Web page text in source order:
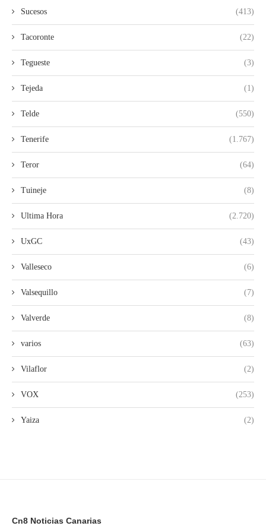
Sucesos (413)
Tacoronte (22)
Tegueste (3)
Tejeda (1)
Telde (550)
Tenerife (1.767)
Teror (64)
Tuineje (8)
Ultima Hora (2.720)
UxGC (43)
Valleseco (6)
Valsequillo (7)
Valverde (8)
varios (63)
Vilaflor (2)
VOX (253)
Yaiza (2)
Cn8 Noticias Canarias